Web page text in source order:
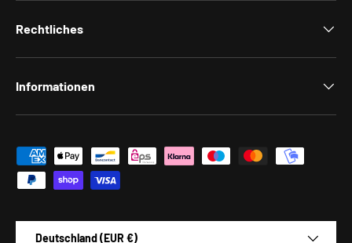
Rechtliches
Informationen
Zahlungsmethoden
Deutschland (EUR €)